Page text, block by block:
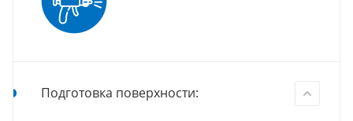
Подготовка поверхности: